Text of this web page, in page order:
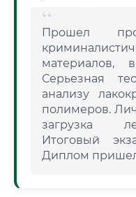
Прошел
материалов,
Серьезная
анализу
полимеров.
загрузка
Итоговый
Диплом